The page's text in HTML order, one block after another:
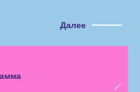
Далее